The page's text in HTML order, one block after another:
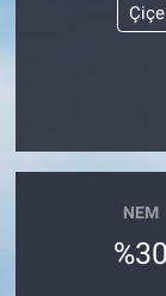
NEM
%30